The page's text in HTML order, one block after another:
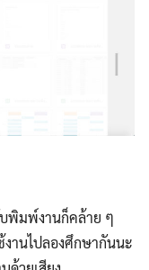
บพิมพ์งานก็คล้าย ๆ
งานไปลองศึกษากันนะ